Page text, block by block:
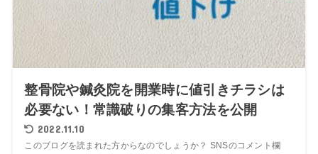
整骨院や鍼灸院を開業時に値引きチラシは
必要ない！常識破りの集客方法を公開
2022.11.10
このブログを読まれた方からなのでしょうか？ SNSのコメント欄